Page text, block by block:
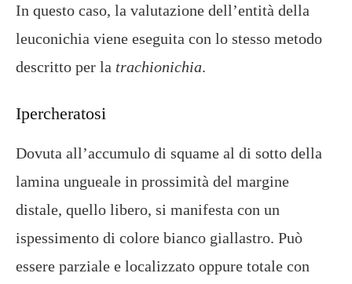
In questo caso, la valutazione dell’entità della
leuconichia viene eseguita con lo stesso metodo
descritto per la trachionichia.
Ipercheratosi
Dovuta all’accumulo di squame al di sotto della
lamina ungueale in prossimità del margine
distale, quello libero, si manifesta con un
ispessimento di colore bianco giallastro. Può
essere parziale e localizzato oppure totale con